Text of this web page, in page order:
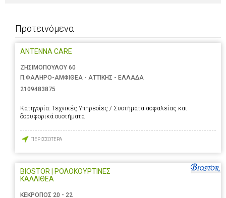
Προτεινόμενα
ANTENNA CARE
ΖΗΣΙΜΟΠΟΥΛΟΥ 60
Π.ΦΑΛΗΡΟ-ΑΜΦΙΘΕΑ - ΑΤΤΙΚΗΣ - ΕΛΛΑΔΑ
2109483875
Κατηγορία: Τεχνικές Υπηρεσίες / Συστήματα ασφαλείας και
δορυφορικά συστήματα
ΠΕΡΙΣΣΟΤΕΡΑ
BIOSTOR | ΡΟΛΟΚΟΥΡΤΙΝΕΣ
ΚΑΛΛΙΘΕΑ
ΚΕΚΡΟΠΟΣ 20 - 22